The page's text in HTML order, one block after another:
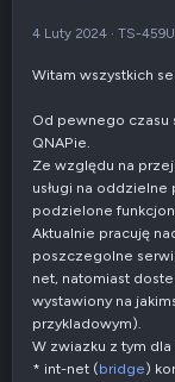
4 Luty 2024 · TS-459U
Witam wszystkich
Od pewnego czasu
QNAPie.
Ze względu na
usługi na oddzielne
podzielone
Aktualnie pracuję
poszczegolne
net, natomiast
wystawiony na
przykladowym).
W zwiazku z tym
* int-net (bridge)